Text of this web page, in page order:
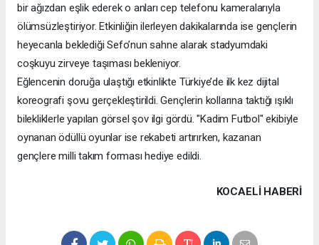
bir ağızdan eşlik ederek o anları cep telefonu kameralarıyla
ölümsüzleştiriyor. Etkinliğin ilerleyen dakikalarında ise gençlerin
heyecanla beklediği Sefo’nun sahne alarak stadyumdaki
coşkuyu zirveye taşıması bekleniyor.
Eğlencenin doruğa ulaştığı etkinlikte Türkiye’de ilk kez dijital
koreografi şovu gerçekleştirildi. Gençlerin kollarına taktığı ışıklı
bilekliklerle yapılan görsel şov ilgi gördü. "Kadim Futbol" ekibiyle
oynanan ödüllü oyunlar ise rekabeti artırırken, kazanan
gençlere milli takım forması hediye edildi.
KOCAELI HABERİ